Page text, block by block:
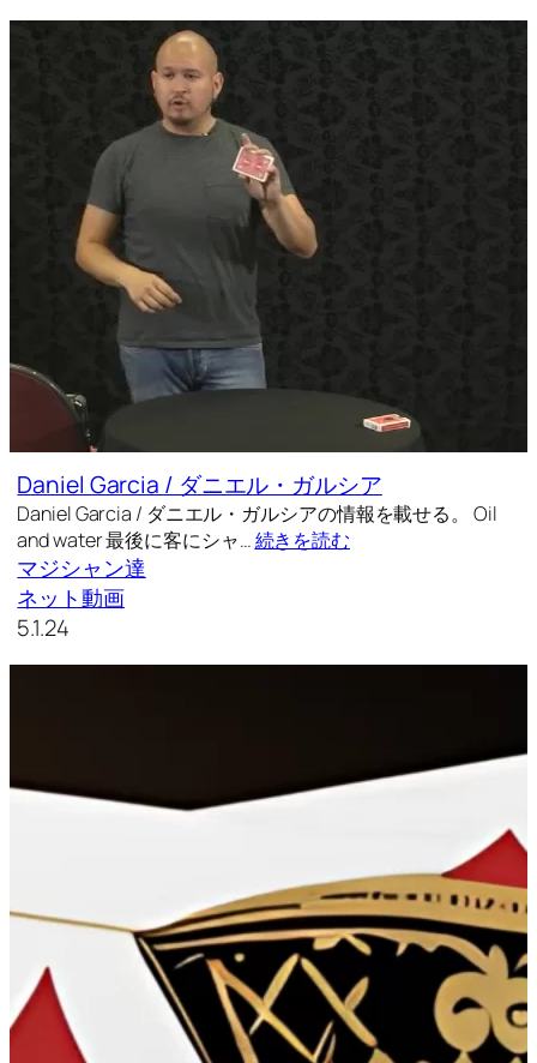
Daniel Garcia / ダニエル・ガルシア
Daniel Garcia / ダニエル・ガルシアの情報を載せる。 Oil
and water 最後に客にシャ…続きを読む
マジシャン達
ネット動画
5.1.24